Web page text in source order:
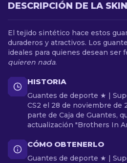
DESCRIPCIÓN DE LA SKIN
El tejido sintético hace estos
duraderos y atractivos. Los
ideales para quienes desean ser
quieren nada.
HISTORIA
Guantes de deporte ★ |
CS2 el 28 de noviembre de
parte de Caja de Guantes,
actualización "Brothers In
CÓMO OBTENERLO
Guantes de deporte ★ |